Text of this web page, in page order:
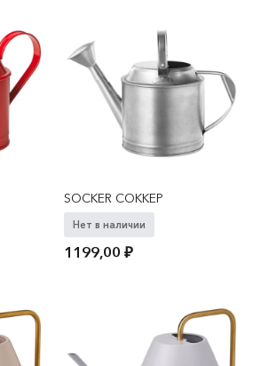
SOCKER СОККЕР
Нет в наличии
1199,00₽